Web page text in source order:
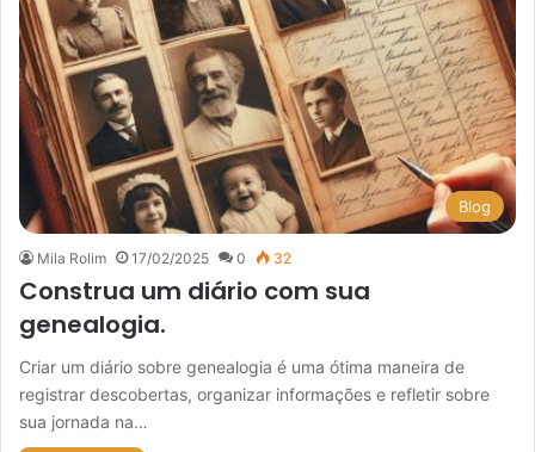
Blog
Mila Rolim 17/02/2025 0 32
Construa um diário com sua
genealogia.
Criar um diário sobre genealogia é uma ótima maneira de
registrar descobertas, organizar informações e refletir sobre
sua jornada na…